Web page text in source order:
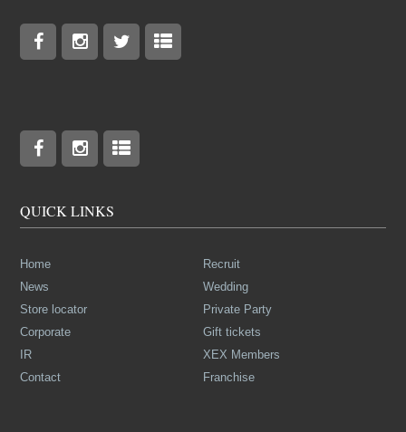
QUICK LINKS
Home
News
Store locator
Corporate
IR
Contact
Recruit
Wedding
Private Party
Gift tickets
XEX Members
Franchise